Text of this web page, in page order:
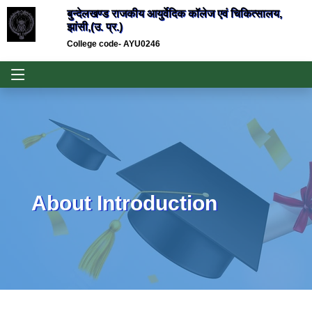
बुन्देलखण्ड राजकीय आयुर्वेदिक कॉलेज एवं चिकित्सालय,
झांसी,(उ. प्र.)
College code- AYU0246
About Introduction